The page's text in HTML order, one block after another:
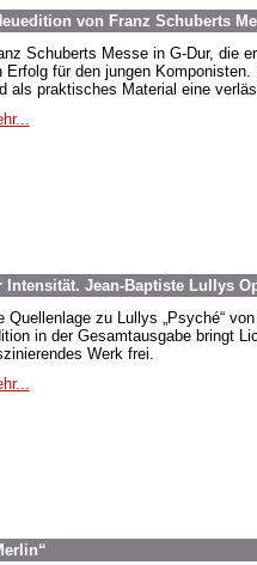
von Franz Schuberts
Schuberts Messe in G-Dur, die
Erfolg für den jungen
als praktisches Material eine
Jean-Baptiste Lullys
Quellenlage zu Lullys „Psyché“
in der Gesamtausgabe bringt
Werk frei.